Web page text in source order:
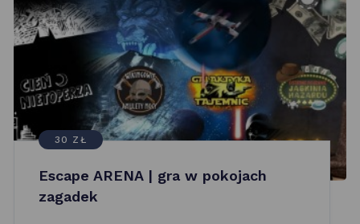
30 ZŁ
Escape ARENA | gra w pokojach
zagadek